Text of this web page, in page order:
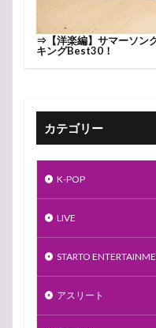
⇒ 【洋楽編】サマーソ
キングBest30！
カテゴリー
K-POP
LIVE
STARTO
アスリート